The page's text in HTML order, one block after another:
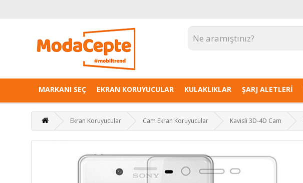
MARKANI SEÇ EKRAN KORUYUCULAR KULAKLIKLAR ŞARJ ALETLERI
Ekran Koruyucular Cam Ekran Koruyucular Kavisli 3D-4D Cam